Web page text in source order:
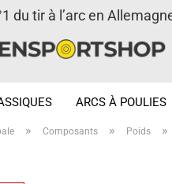
du tir à l’arc en
ARCS À POULIES
» Composants » Poids »